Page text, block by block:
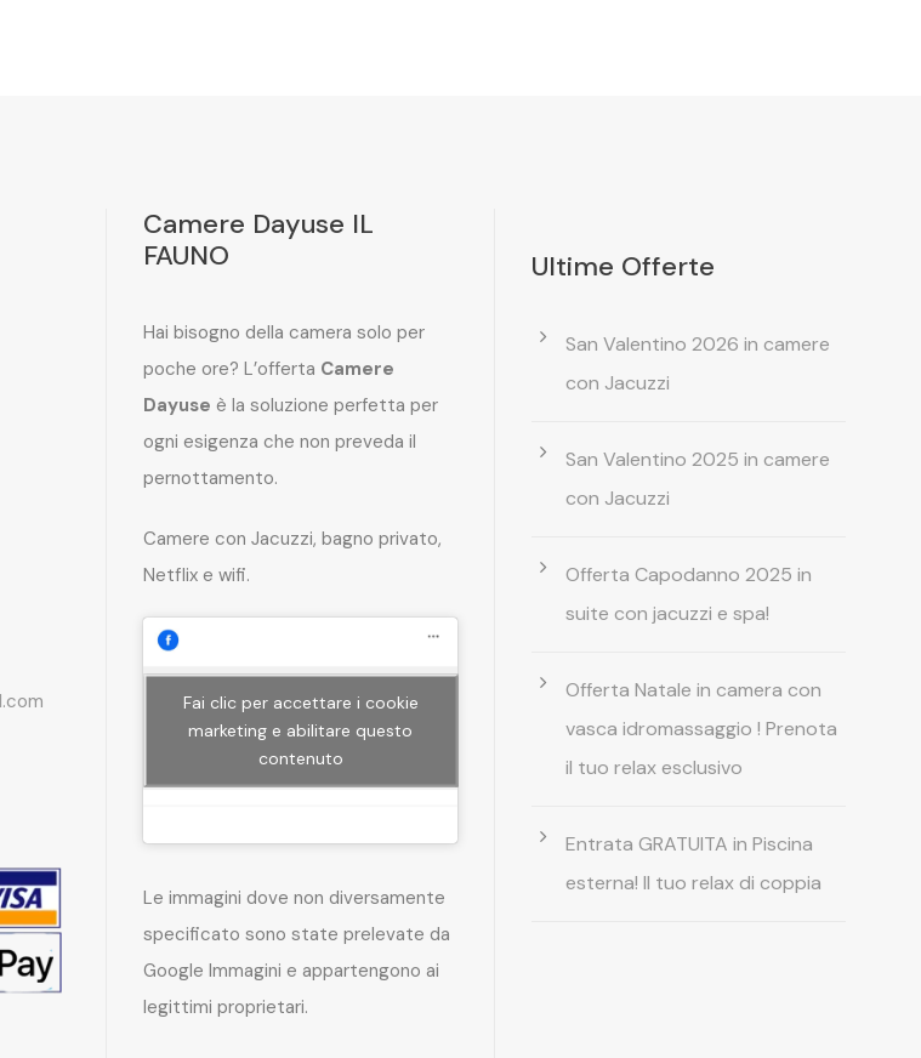
Camere Dayuse IL
FAUNO
Hai bisogno della camera solo per
poche ore? L’offerta Camere
Dayuse è la soluzione perfetta per
ogni esigenza che non preveda il
pernottamento.
Camere con Jacuzzi, bagno privato,
Netflix e wifi.
Fai clic per accettare i cookie
marketing e abilitare questo
contenuto
Le immagini dove non diversamente
specificato sono state prelevate da
Google Immagini e appartengono ai
legittimi proprietari.
Ultime Offerte
San Valentino 2026 in camere
con Jacuzzi
San Valentino 2025 in camere
con Jacuzzi
Offerta Capodanno 2025 in
suite con jacuzzi e spa!
Offerta Natale in camera con
vasca idromassaggio ! Prenota
il tuo relax esclusivo
Entrata GRATUITA in Piscina
esterna! Il tuo relax di coppia